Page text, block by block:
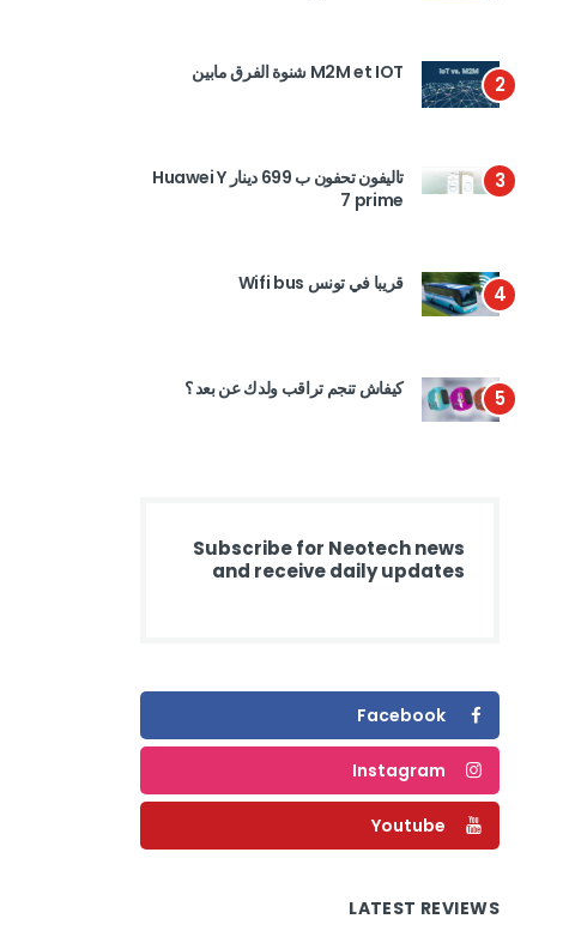
2 M2M et IOT شنوة الفرق مابين
3
تاليفون تحفون ب 699 دينار Huawei Y
7 prime
4 قريبا في تونس Wifi bus
5 كيفاش تنجم تراقب ولدك عن بعد ؟
Subscribe for Neotech news
and receive daily updates
Facebook
Instagram
Youtube
LATEST REVIEWS